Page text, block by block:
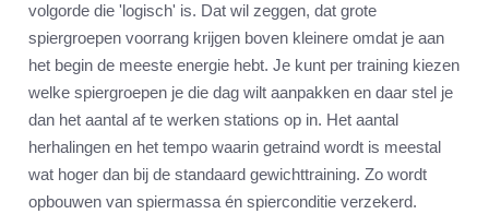
volgorde die 'logisch' is. Dat wil zeggen, dat grote
spiergroepen voorrang krijgen boven kleinere omdat je aan
het begin de meeste energie hebt. Je kunt per training kiezen
welke spiergroepen je die dag wilt aanpakken en daar stel je
dan het aantal af te werken stations op in. Het aantal
herhalingen en het tempo waarin getraind wordt is meestal
wat hoger dan bij de standaard gewichttraining. Zo wordt
opbouwen van spiermassa én spierconditie verzekerd.